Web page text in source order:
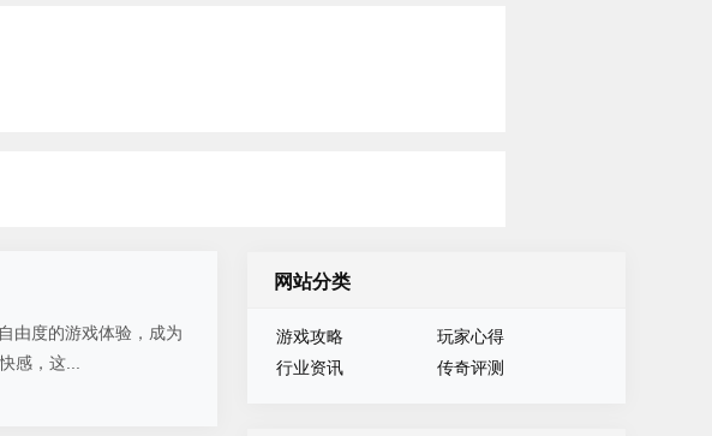
由度的游戏体验，成为
感，这...
网站分类
游戏攻略
玩家心得
行业资讯
传奇评测